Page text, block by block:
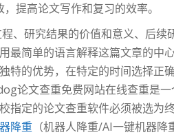
提高论文写作和复习的效率。
程、研究结果的价值和意义、后
最简单的语言解释这篇文章的中
特的优势，在特定的时间选择
论文查重免费网站在线查重是
指定的论文查重软件必须被选
降重 （机器人降重/AI一键机器